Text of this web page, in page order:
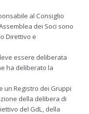
al Consiglio
dei Soci sono
Direttivo e
essere deliberata
ha deliberato la
un Registro dei Gruppi
della delibera di
del GdL, della